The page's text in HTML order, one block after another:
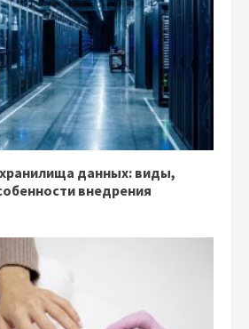
данных: виды,
внедрения